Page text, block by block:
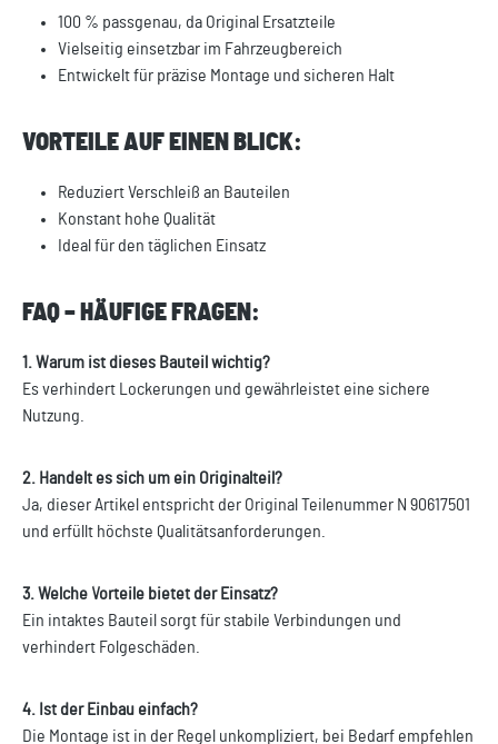
100 % passgenau, da Original Ersatzteile
Vielseitig einsetzbar im Fahrzeugbereich
Entwickelt für präzise Montage und sicheren Halt
VORTEILE AUF EINEN BLICK:
Reduziert Verschleiß an Bauteilen
Konstant hohe Qualität
Ideal für den täglichen Einsatz
FAQ – HÄUFIGE FRAGEN:
1. Warum ist dieses Bauteil wichtig?
Es verhindert Lockerungen und gewährleistet eine sichere
Nutzung.
2. Handelt es sich um ein Originalteil?
Ja, dieser Artikel entspricht der Original Teilenummer N 90617501
und erfüllt höchste Qualitätsanforderungen.
3. Welche Vorteile bietet der Einsatz?
Ein intaktes Bauteil sorgt für stabile Verbindungen und
verhindert Folgeschäden.
4. Ist der Einbau einfach?
Die Montage ist in der Regel unkompliziert, bei Bedarf empfehlen